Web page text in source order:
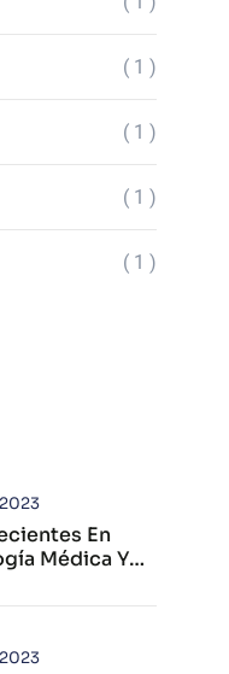
( 1 )
( 1 )
( 1 )
( 1 )
En
Médica Y